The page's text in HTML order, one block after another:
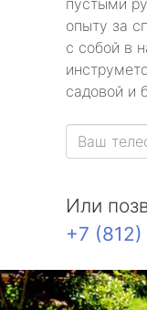
пустыми
опыту за
с собой в
садовой и
Или
+7